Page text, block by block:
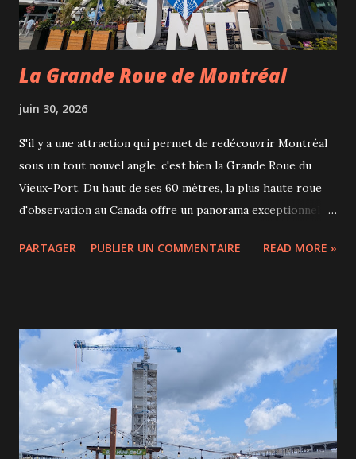
La Grande Roue de Montréal
juin 30, 2026
S'il y a une attraction qui permet de redécouvrir Montréal
sous un tout nouvel angle, c'est bien la Grande Roue du
Vieux-Port. Du haut de ses 60 mètres, la plus haute roue
d'observation au Canada offre un panorama exceptionnel
ville, le mont Royal et, par temps clair, une vue qui s'étend
ce qui permet de profiter pleinement du moment, de
prendre des photos sans être dérangés et simplement
d'admirer le paysage à notre rythme. Petit détail qui fait
toute la différence : il est possible de connecter son
téléphone et de faire jouer sa propre musique dans la
cabine. Chacun peut ainsi créer sa propre ambiance, qu'elle
PARTAGER PUBLIER UN COMMENTAIRE READ MORE »